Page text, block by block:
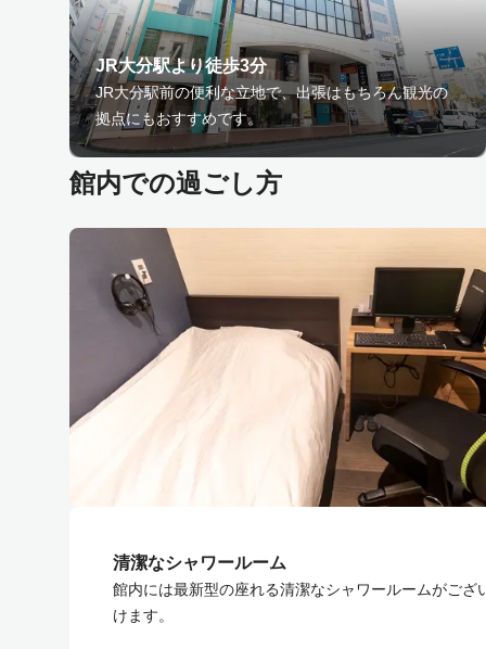
JR大分駅より徒歩3分
JR大分駅前の便利な立地で、出張はもちろん観光の
拠点にもおすすめです。
館内での過ごし方
清潔なシャワールーム
館内には最新型の座れる清潔なシャワールームがご
けます。